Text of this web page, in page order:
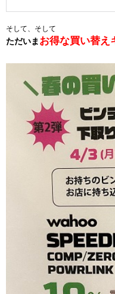
そして、そして
ただいま お得な買い替え